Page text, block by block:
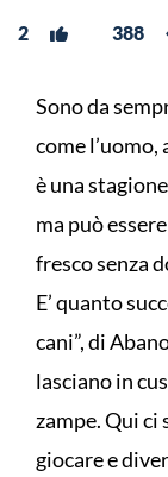
2 388
Sono da
come l’uomo,
è una
ma può
fresco senza
E’ quanto
cani”, di
lasciano in
zampe. Qui ci
giocare e